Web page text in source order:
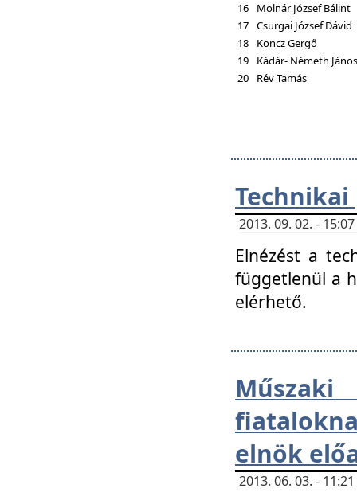
16
Molnár József Bálint
17 Csurgai József Dávid
18
Koncz Gergő
19
Kádár- Németh János
20
Rév Tamás
2013. 09. 02. -
Elnézést a
függetlenül a
elérhető.
elnök
2013. 06. 03. -